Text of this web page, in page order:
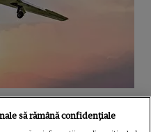
folosite
să rămână confidențiale